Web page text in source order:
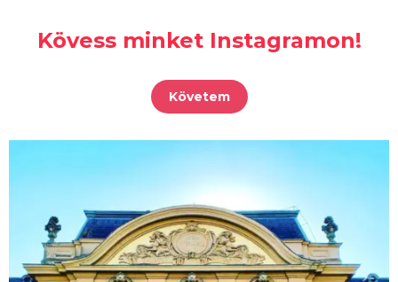
Kövess minket Instagramon!
Követem